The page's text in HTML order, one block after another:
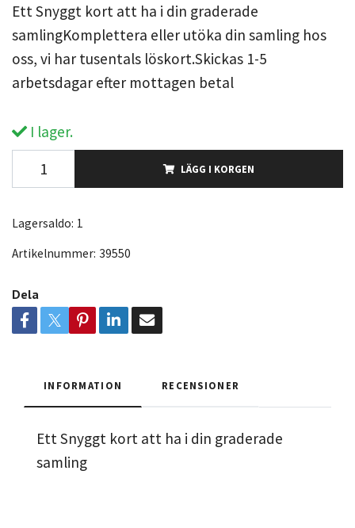
Ett Snyggt kort att ha i din graderade
samlingKomplettera eller utöka din samling hos
oss, vi har tusentals löskort.Skickas 1-5
arbetsdagar efter mottagen betal
I lager.
LÄGG I KORGEN
Lagersaldo: 1
Artikelnummer: 39550
Dela
INFORMATION RECENSIONER
Ett Snyggt kort att ha i din graderade
samling